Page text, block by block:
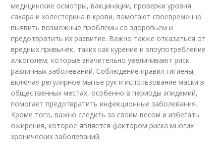
медицинские осмотры, вакцинации, проверки уровня
сахара и холестерина в крови, помогают своевременно
выявить возможные проблемы со здоровьем и
предотвратить их развитие. Важно также отказаться от
вредных привычек, таких как курение и злоупотребление
алкоголем, которые значительно увеличивают риск
различных заболеваний. Соблюдение правил гигиены,
включая регулярное мытье рук и использование маски в
общественных местах, особенно в периоды эпидемий,
помогает предотвратить инфекционные заболевания.
Кроме того, важно следить за своим весом и избегать
ожирения, которое является фактором риска многих
хронических заболеваний.